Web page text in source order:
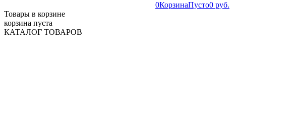
0КорзинаПусто0 руб.
Товары в корзине
корзина пуста
КАТАЛОГ ТОВАРОВ